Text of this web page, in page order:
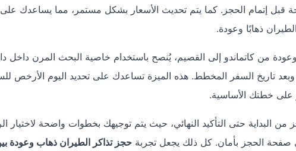
قبل إتمام الحجز. كما يتم تحديث الأسعار بشكل مستمر، مما يساعدك
ذهابًا وعودة.
من كاتماندو إلى القصيم، يُنصح باستخدام خاصية البحث المرن داخل
وبعد تاريخ السفر المخطط. هذه الميزة تساعدك على تحديد اليوم الأرخص
على خطتك الأساسية.
حتى التأكيد النهائي، حيث يتم توجيهك بخطوات واضحة لاختيار
صفحة الحجز بأمان. كل ذلك يجعل تجربة حجز تذاكر الطيران ذهاب وعودة